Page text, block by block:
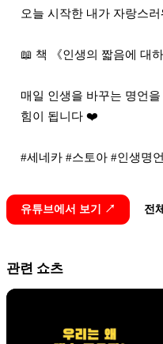
오늘 시작한 내가 자랑스러
📖 책 《인생의 짧음에 대
매일 인생을 바꾸는 명언
힘이 됩니다 ❤️
#세네카 #스토아 #인생명
유튜브에서 보기 ↗ 전
관련 쇼츠